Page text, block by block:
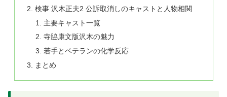
検事 沢木正夫2 公訴取消しのキャストと人物相関
主要キャスト一覧
寺脇康文版沢木の魅力
若手とベテランの化学反応
まとめ